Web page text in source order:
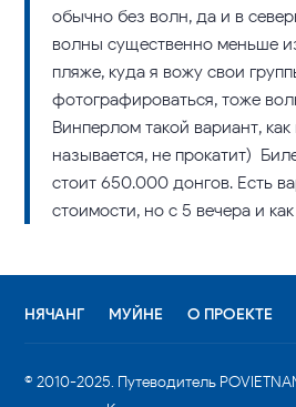
обычно без волн, да и в
волны существенно меньше
пляже, куда я вожу свои
фотографироваться, тоже
Винперлом такой вариант,
называется, не прокатит)
стоит 650.000 донгов. Есть
стоимости, но с 5 вечера и
НЯЧАНГ МУЙНЕ О ПРОЕКТЕ
© 2010-2025. Путеводитель